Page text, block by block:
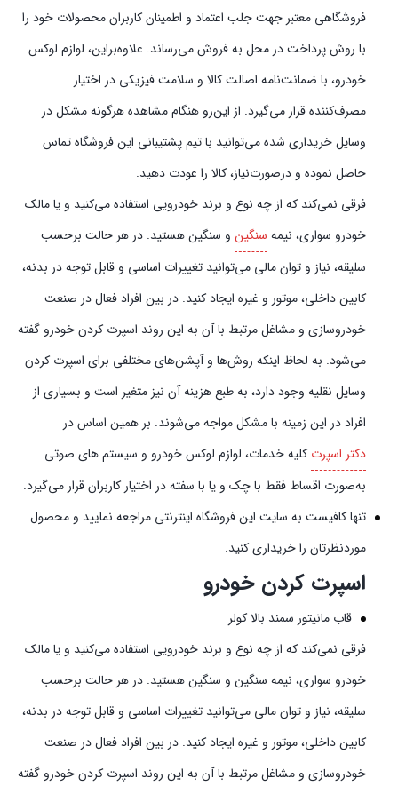
فروشگاهی معتبر جهت جلب اعتماد و اطمینان کاربران محصولات خود را
با روش پرداخت در محل به فروش می‌رساند. علاوه‌بر‌این، لوازم لوکس
خودرو، با ضمانت‌نامه اصالت کالا و سلامت فیزیکی در اختیار
مصرف‌کننده قرار می‌گیرد. از این‌رو هنگام مشاهده هرگونه مشکل در
وسایل خریداری شده می‌توانید با تیم پشتیبانی این فروشگاه تماس
حاصل نموده و در‌صورت‌نیاز، کالا را عودت دهید.
فرقی نمی‌کند که از چه نوع و برند خودرویی استفاده می‌کنید و یا مالک
خودرو سواری، نیمه سنگین و سنگین هستید. در هر حالت برحسب
سلیقه، نیاز و توان مالی می‌توانید تغییرات اساسی و قابل توجه در بدنه،
کابین داخلی، موتور و غیره ایجاد کنید. در بین افراد فعال در صنعت
خودروسازی و مشاغل مرتبط با آن به این روند اسپرت کردن خودرو گفته
می‌شود. به لحاظ اینکه روش‌ها و آپشن‌های مختلفی برای اسپرت کردن
وسایل نقلیه وجود دارد، به طبع هزینه آن نیز متغیر است و بسیاری از
افراد در این زمینه با مشکل مواجه می‌شوند. بر همین اساس در
دکتر اسپرت کلیه خدمات، لوازم لوکس خودرو و سیستم‌ های صوتی
به‌صورت اقساط فقط با چک و یا با سفته در اختیار کاربران قرار می‌گیرد.
تنها کافیست به سایت این فروشگاه اینترنتی مراجعه نمایید و محصول
موردنظرتان را خریداری کنید.
اسپرت کردن خودرو
قاب مانیتور سمند بالا کولر
فرقی نمی‌کند که از چه نوع و برند خودرویی استفاده می‌کنید و یا مالک
خودرو سواری، نیمه سنگین و سنگین هستید. در هر حالت برحسب
سلیقه، نیاز و توان مالی می‌توانید تغییرات اساسی و قابل توجه در بدنه،
کابین داخلی، موتور و غیره ایجاد کنید. در بین افراد فعال در صنعت
خودروسازی و مشاغل مرتبط با آن به این روند اسپرت کردن خودرو گفته